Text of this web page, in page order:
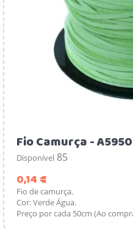
Fio Camurça - A5950
Disponível 85
0,14 €
Fio de camurça.
Cor: Verde Água.
Preço por cada 50cm (Ao